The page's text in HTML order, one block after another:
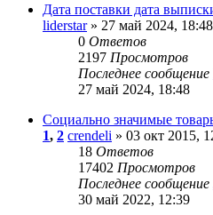
Дата поставки дата
liderstar» 27 май 2024, 18:48
0 Ответов
2197 Просмотров
Последнее сообщение
27 май 2024, 18:48
Социально значимые
1, 2 crendeli » 03 окт 2015,
18 Ответов
17402 Просмотров
Последнее сообщение
30 май 2022, 12:39